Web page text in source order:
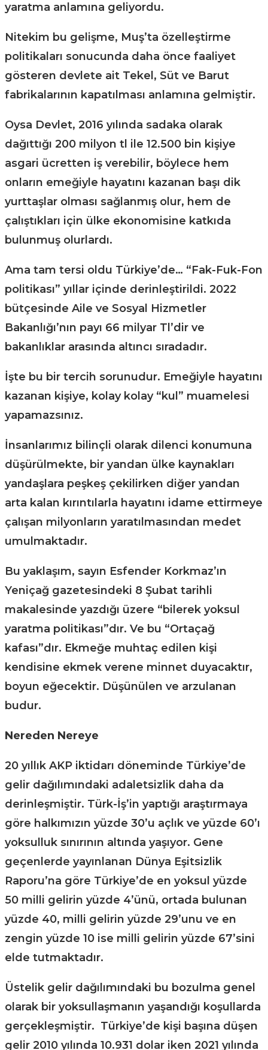
yaratma anlamına geliyordu.
Nitekim bu gelişme, Muş’ta özelleştirme
politikaları sonucunda daha önce faaliyet
gösteren devlete ait Tekel, Süt ve Barut
fabrikalarının kapatılması anlamına gelmiştir.
Oysa Devlet, 2016 yılında sadaka olarak
dağıttığı 200 milyon tl ile 12.500 bin kişiye
asgari ücretten iş verebilir, böylece hem
onların emeğiyle hayatını kazanan başı dik
yurttaşlar olması sağlanmış olur, hem de
çalıştıkları için ülke ekonomisine katkıda
bulunmuş olurlardı.
Ama tam tersi oldu Türkiye’de… “Fak-Fuk-Fon
politikası” yıllar içinde derinleştirildi. 2022
bütçesinde Aile ve Sosyal Hizmetler
Bakanlığı’nın payı 66 milyar Tl’dir ve
bakanlıklar arasında altıncı sıradadır.
İşte bu bir tercih sorunudur. Emeğiyle hayatını
kazanan kişiye, kolay kolay “kul” muamelesi
yapamazsınız.
İnsanlarımız bilinçli olarak dilenci konumuna
düşürülmekte, bir yandan ülke kaynakları
yandaşlara peşkeş çekilirken diğer yandan
arta kalan kırıntılarla hayatını idame ettirmeye
çalışan milyonların yaratılmasından medet
umulmaktadır.
Bu yaklaşım, sayın Esfender Korkmaz’ın
Yeniçağ gazetesindeki 8 Şubat tarihli
makalesinde yazdığı üzere “bilerek yoksul
yaratma politikası”dır. Ve bu “Ortaçağ
kafası”dır. Ekmeğe muhtaç edilen kişi
kendisine ekmek verene minnet duyacaktır,
boyun eğecektir. Düşünülen ve arzulanan
budur.
Nereden Nereye
20 yıllık AKP iktidarı döneminde Türkiye’de
gelir dağılımındaki adaletsizlik daha da
derinleşmiştir. Türk-İş’in yaptığı araştırmaya
göre halkımızın yüzde 30’u açlık ve yüzde 60’ı
yoksulluk sınırının altında yaşıyor. Gene
geçenlerde yayınlanan Dünya Eşitsizlik
Raporu’na göre Türkiye’de en yoksul yüzde
50 milli gelirin yüzde 4’ünü, ortada bulunan
yüzde 40, milli gelirin yüzde 29’unu ve en
zengin yüzde 10 ise milli gelirin yüzde 67’sini
elde tutmaktadır.
Üstelik gelir dağılımındaki bu bozulma genel
olarak bir yoksullaşmanın yaşandığı koşullarda
gerçekleşmiştir. Türkiye’de kişi başına düşen
gelir 2010 yılında 10.931 dolar iken 2021 yılında